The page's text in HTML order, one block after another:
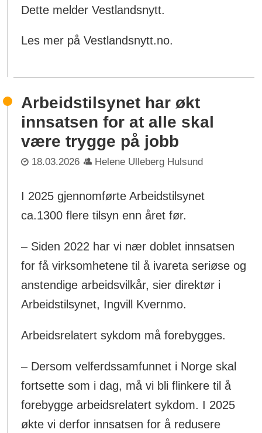
Dette melder Vestlandsnytt.
Les mer på Vestlandsnytt.no.
Arbeidstilsynet har økt
innsatsen for at alle skal
være trygge på jobb
18.03.2026 Helene Ulleberg Hulsund
I 2025 gjennomførte Arbeidstilsynet
ca.1300 flere tilsyn enn året før.
– Siden 2022 har vi nær doblet innsatsen
for få virksomhetene til å ivareta seriøse og
anstendige arbeidsvilkår, sier direktør i
Arbeidstilsynet, Ingvill Kvernmo.
Arbeidsrelatert sykdom må forebygges.
– Dersom velferdssamfunnet i Norge skal
fortsette som i dag, må vi bli flinkere til å
forebygge arbeidsrelatert sykdom. I 2025
økte vi derfor innsatsen for å redusere